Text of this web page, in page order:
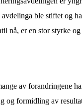
ble stiftet og
nå, er en stor styrke
av forandringene
og formidling av